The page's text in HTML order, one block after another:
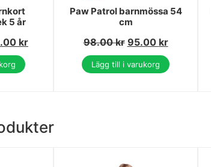
5 år
kr
Paw Patrol barnmössa 54
cm
98.00kr 95.00 kr
Lägg till i varukorg